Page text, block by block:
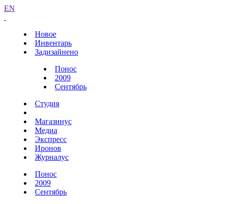
EN
Новое
Инвентарь
Задизайнено
Понос
2009
Сентябрь
Студия
Магазинус
Медиа
Экспресс
Иронов
Журналус
Понос
2009
Сентябрь